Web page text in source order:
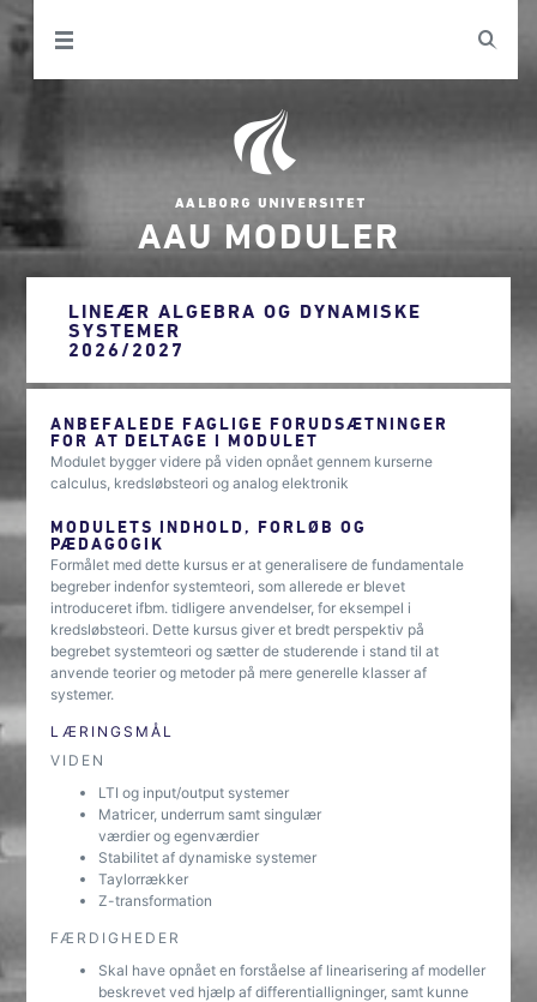
AAU MODULER
LINEÆR ALGEBRA OG DYNAMISKE
SYSTEMER
2026/2027
ANBEFALEDE FAGLIGE FORUDSÆTNINGER
FOR AT DELTAGE I MODULET
Modulet bygger videre på viden opnået gennem kurserne
calculus, kredsløbsteori og analog elektronik
MODULETS INDHOLD, FORLØB OG
PÆDAGOGIK
Formålet med dette kursus er at generalisere de fundamentale
begreber indenfor systemteori, som allerede er blevet
introduceret ifbm. tidligere anvendelser, for eksempel i
kredsløbsteori. Dette kursus giver et bredt perspektiv på
begrebet systemteori og sætter de studerende i stand til at
anvende teorier og metoder på mere generelle klasser af
systemer.
LÆRINGSMÅL
VIDEN
LTI og input/output systemer
Matricer, underrum samt singulær
værdier og egenværdier
Stabilitet af dynamiske systemer
Taylorrækker
Z-transformation
FÆRDIGHEDER
Skal have opnået en forståelse af linearisering af modeller
beskrevet ved hjælp af differentialligninger, samt kunne